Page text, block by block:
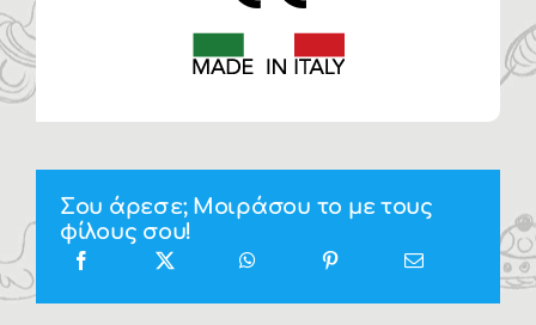
Σου άρεσε; Μοιράσου το με τους
φίλους σου!